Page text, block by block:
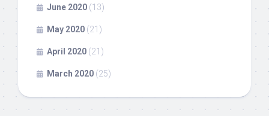
June 2020 (13)
May 2020 (21)
April 2020 (21)
March 2020 (25)